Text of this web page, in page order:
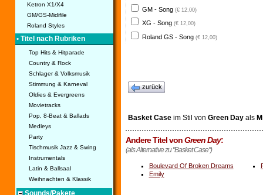
Ketron X1/X4
GM/GS-Midifile
Roland Styles
• Titel nach Rubriken
Top Hits & Hitparade
Country & Rock
Schlager & Volksmusik
Stimmung & Karneval
Oldies & Evergreens
Movietracks
Pop, 8-Beat & Ballads
Medleys
Party
Tischmusik Jazz & Swing
Instrumentals
Latin & Ballsaal
Weihnachten & Klassik
Sounds/Pakete
GM - Song (€ 12,00)
XG - Song (€ 12,00)
Roland GS - Song (€ 12,00)
zurück
Basket Caseim Stil von Green Dayals
Andere Titel vonGreen Day:
(als Alternative zu "Basket Case")
Boulevard Of Broken Dreams
Emily